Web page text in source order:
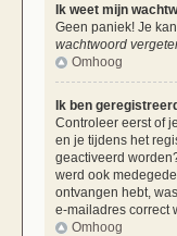
Ik weet mijn
Geen paniek! Je
wachtwoord
Omhoog
Ik ben
Controleer eerst of
en je tijdens het
geactiveerd
werd ook
ontvangen hebt,
e-mailadres correct
Omhoog